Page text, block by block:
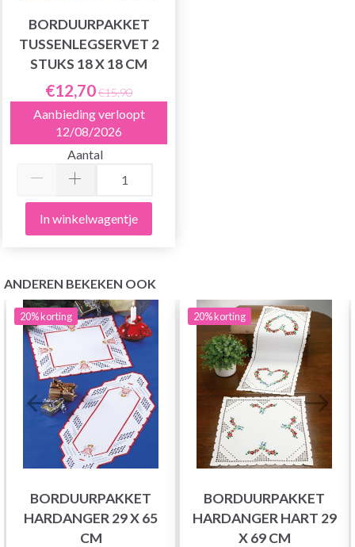
BORDUURPAKKET
TUSSENLEGSERVET 2
STUKS 18 X 18 CM
€12,70€15,90
Aanbieding verloopt
12/08/2026
Aantal
In winkelwagentje
ANDEREN BEKEKEN OOK
20%korting
BORDUURPAKKET
HARDANGER 29 X 65
CM
20%korting
BORDUURPAKKET
HARDANGER HART 29
X 69 CM